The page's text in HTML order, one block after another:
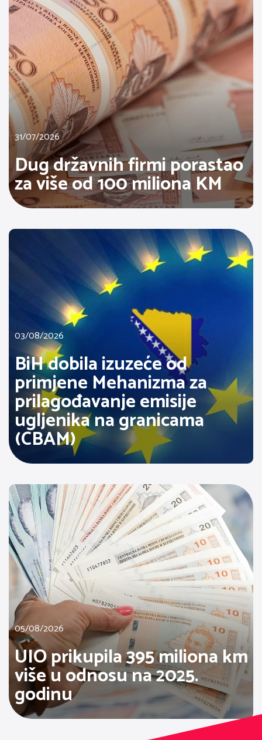
31/07/2026
Dug državnih firmi porastao
za više od 100 miliona KM
03/08/2026
BiH dobila izuzeće od
primjene Mehanizma za
prilagođavanje emisije
ugljenika na granicama
(CBAM)
05/08/2026
UIO prikupila 395 miliona km
više u odnosu na 2025.
godinu